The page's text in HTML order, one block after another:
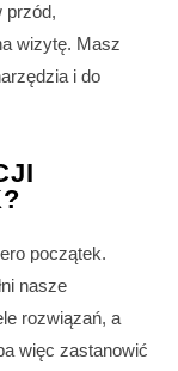
przód,
wizytę. Masz
i do
początek.
nasze
rozwiązań, a
więc zastanowić